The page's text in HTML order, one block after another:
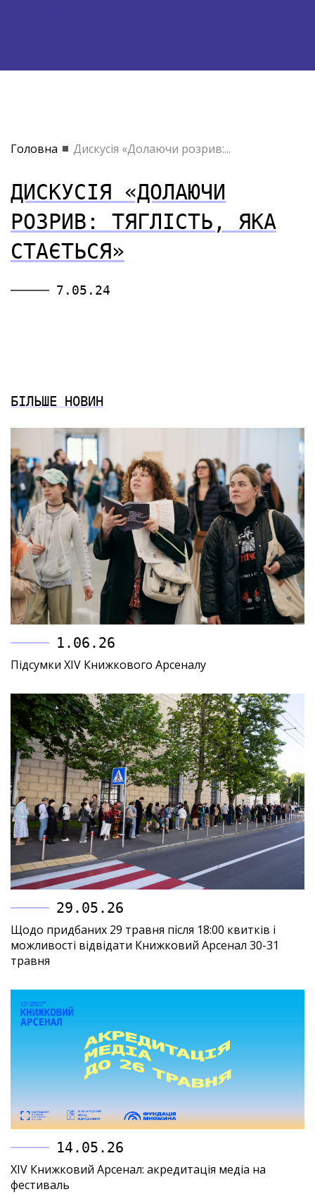
Головна Дискусія «Долаючи розрив:...
ДИСКУСІЯ «ДОЛАЮЧИ
РОЗРИВ: ТЯГЛІСТЬ, ЯКА
СТАЄТЬСЯ»
7.05.24
БІЛЬШЕ НОВИН
1.06.26
Підсумки XIV Книжкового Арсеналу
29.05.26
Щодо придбаних 29 травня після 18:00 квитків і
можливості відвідати Книжковий Арсенал 30-31
травня
14.05.26
XIV Книжковий Арсенал: акредитація медіа на
фестиваль